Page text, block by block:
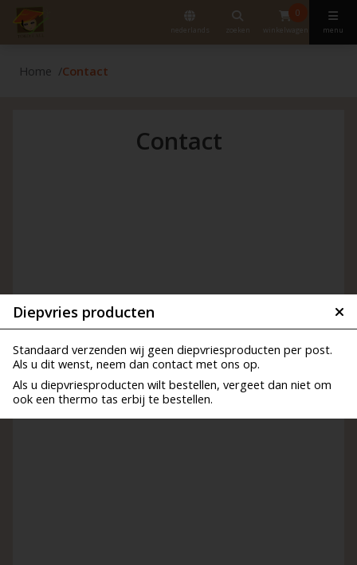
nederlands zoeken
0
winkelwagen menu
Diepvries producten
Standaard verzenden wij geen diepvriesproducten per post.
Als u dit wenst, neem dan contact met ons op.
Als u diepvriesproducten wilt bestellen, vergeet dan niet om
ook een thermo tas erbij te bestellen.
Home Contact
Contact